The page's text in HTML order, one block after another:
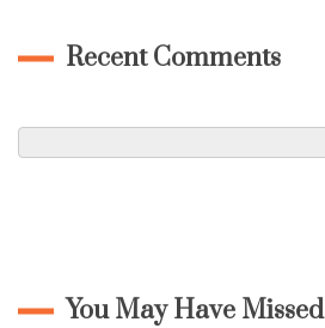
Recent Comments
You May Have Missed